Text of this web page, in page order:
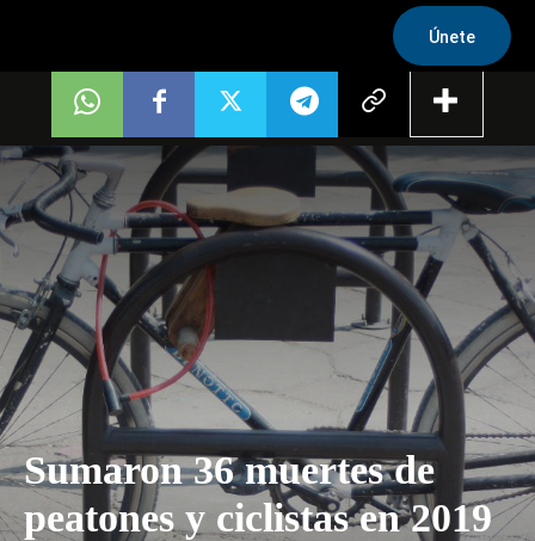
Únete
Sumaron 36 muertes de
peatones y ciclistas en 2019